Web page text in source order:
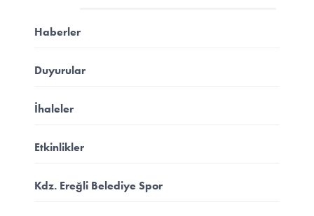
Haberler
Duyurular
İhaleler
Etkinlikler
Kdz. Ereğli Belediye Spor